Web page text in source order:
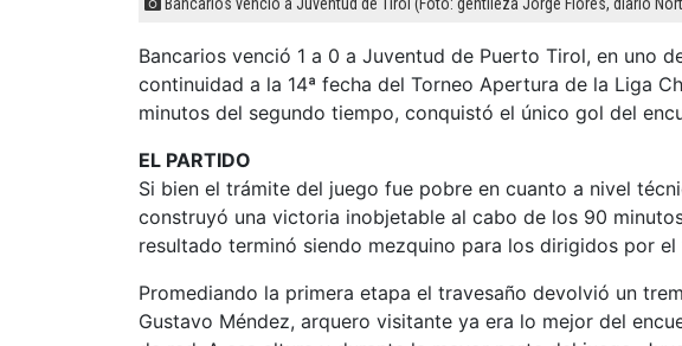
Bancarios venció 1 a 0 a Juventud de Puerto Tirol, en uno
continuidad a la 14ª fecha del Torneo Apertura de la Liga
minutos del segundo tiempo, conquistó el único gol del
EL PARTIDO
Si bien el trámite del juego fue pobre en cuanto a nivel
construyó una victoria inobjetable al cabo de los 90
resultado terminó siendo mezquino para los dirigidos por el
Promediando la primera etapa el travesaño devolvió un
Gustavo Méndez, arquero visitante ya era lo mejor del